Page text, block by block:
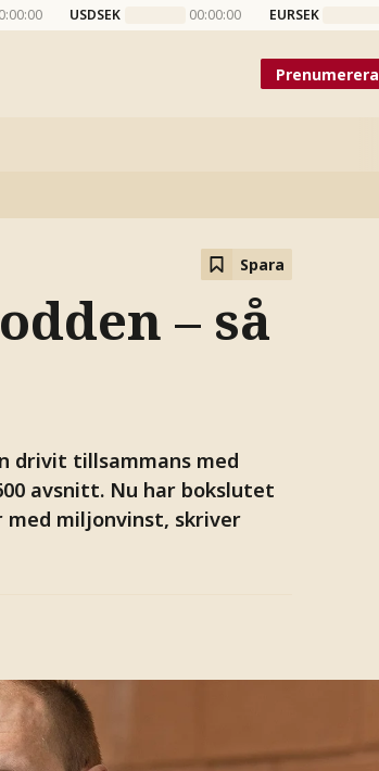
USDSEK 00:00:00 EURSEK
Prenumerera
Spara
– så
drivit tillsammans med
avsnitt. Nu har bokslutet
med miljonvinst, skriver